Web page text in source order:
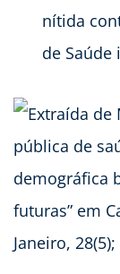
nítida
de